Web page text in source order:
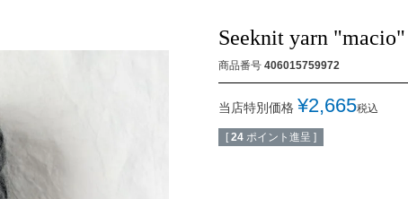
Seeknit yarn "macio"
商品番号 406015759972
当店特別価格 ¥2,665税込
[ 24 ポイント進呈 ]